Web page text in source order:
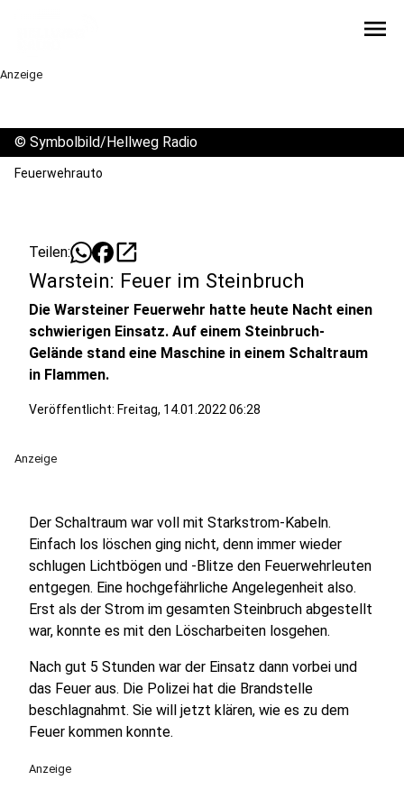
menu
Anzeige
© Symbolbild/Hellweg Radio
Feuerwehrauto
Teilen: open_in_new
Warstein: Feuer im Steinbruch
Die Warsteiner Feuerwehr hatte heute Nacht einen
schwierigen Einsatz. Auf einem Steinbruch-
Gelände stand eine Maschine in einem Schaltraum
in Flammen.
Veröffentlicht: Freitag, 14.01.2022 06:28
Anzeige
Der Schaltraum war voll mit Starkstrom-Kabeln.
Einfach los löschen ging nicht, denn immer wieder
schlugen Lichtbögen und -Blitze den Feuerwehrleuten
entgegen. Eine hochgefährliche Angelegenheit also.
Erst als der Strom im gesamten Steinbruch abgestellt
war, konnte es mit den Löscharbeiten losgehen.
Nach gut 5 Stunden war der Einsatz dann vorbei und
das Feuer aus. Die Polizei hat die Brandstelle
beschlagnahmt. Sie will jetzt klären, wie es zu dem
Feuer kommen konnte.
Anzeige